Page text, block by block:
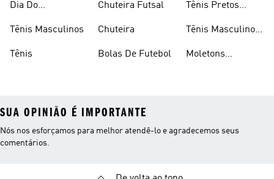
Dia Do
Tênis Masculinos
Tênis
Chuteira Futsal
Chuteira
Bolas De Futebol
Tênis Pretos
Tênis Masculino
Moletons
SUA OPINIÃO É IMPORTANTE
Nós nos esforçamos para melhor atendê-lo e agradecemos seus
comentários.